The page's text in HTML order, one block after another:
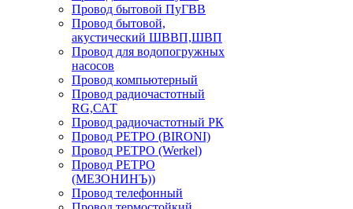
Провод бытовой ПуГВВ
Провод бытовой,
акустический ШВВП,ШВП
Провод для водопогружных
насосов
Провод компьютерный
Провод радиочастотный
RG,САТ
Провод радиочастотный РК
Провод РЕТРО (BIRONI)
Провод РЕТРО (Werkel)
Провод РЕТРО
(МЕЗОНИНЪ))
Провод телефонный